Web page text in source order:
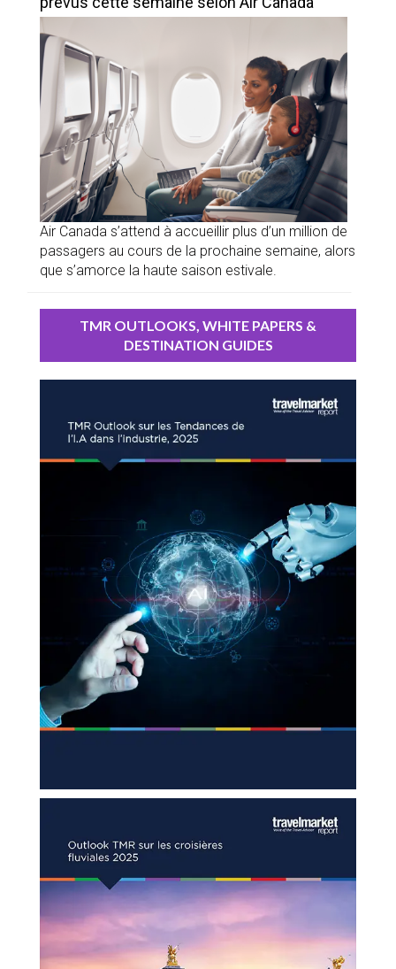
Air Canada s’attend à accueillir plus d’un million de
passagers au cours de la prochaine semaine, alors
que s’amorce la haute saison estivale.
TMR OUTLOOKS, WHITE PAPERS &
DESTINATION GUIDES